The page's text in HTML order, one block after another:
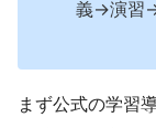
義→演習
まず公式の学習